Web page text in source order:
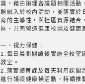
識。藉由辮理各議題相關活動
題融入於校內活動，並落實於
育的主導性，與社區資源結合
區，共同營造健康校園及健康
一、視力保健：
1.每日晨間閱讀後實施全校望
教室。
2.落實體育課及每天利用課間
進行護眼健康操活動，持續